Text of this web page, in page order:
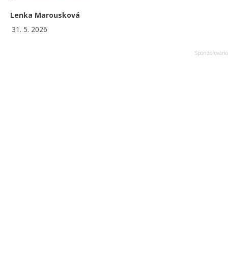
Lenka Marousková
31. 5. 2026